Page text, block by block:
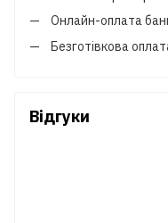
Онлайн-оплата
Безготівкова
Відгуки